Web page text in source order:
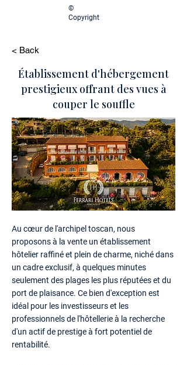
©
Copyright
< Back
Établissement d'hébergement
prestigieux offrant des vues à
couper le souffle
Au cœur de l'archipel toscan, nous
proposons à la vente un établissement
hôtelier raffiné et plein de charme, niché dans
un cadre exclusif, à quelques minutes
seulement des plages les plus réputées et du
port de plaisance. Ce bien d'exception est
idéal pour les investisseurs et les
professionnels de l'hôtellerie à la recherche
d'un actif de prestige à fort potentiel de
rentabilité.